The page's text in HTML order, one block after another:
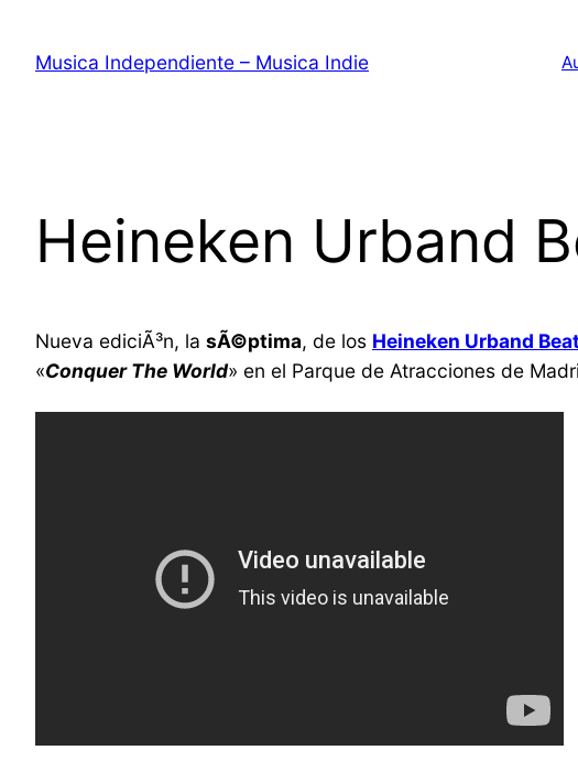
contenido
Musica Independiente – Musica Indie
Heineken Urband
Nueva ediciÃ³n, la sÃ©ptima, de los Heineken Urband
«Conquer The World» en el Parque de Atracciones de